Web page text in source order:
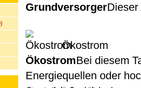
GrundversorgerDieser
Ökostrom
ÖkostromBei diesem
Energiequellen oder